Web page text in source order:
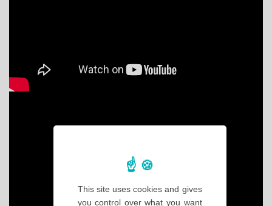
This site uses cookies and gives
you control over what you want